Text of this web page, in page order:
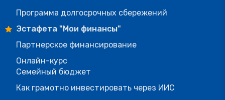
Программа долгосрочных сбережений
Эстафета "Мои финансы"
Партнерское финансирование
Онлайн-курс
Семейный бюджет
Как грамотно инвестировать через ИИС